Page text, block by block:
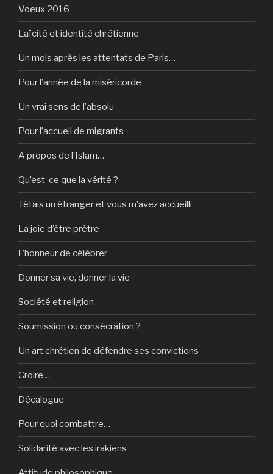
Voeux 2016
Laïcité et identité chrétienne
Un mois après les attentats de Paris…
Pour l’année de la miséricorde
Un vrai sens de l’absolu
Pour l’accueil de migrants
A propos de l’Islam…
Qu’est-ce que la vérité ?
J’étais un étranger et vous m’avez accueilli
La joie d’être prêtre
L’honneur de célébrer
Donner sa vie, donner la vie
Société et religion
Soumission ou consécration ?
Un art chrétien de défendre ses convictions
Croire…
Décalogue
Pour quoi combattre…
Solidarité avec les irakiens